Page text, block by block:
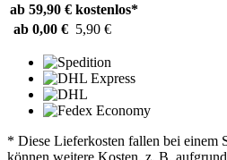
ab 59,90 € kostenlos*
ab 0,00 € 5,90 €
* Diese Lieferkosten fallen bei einem